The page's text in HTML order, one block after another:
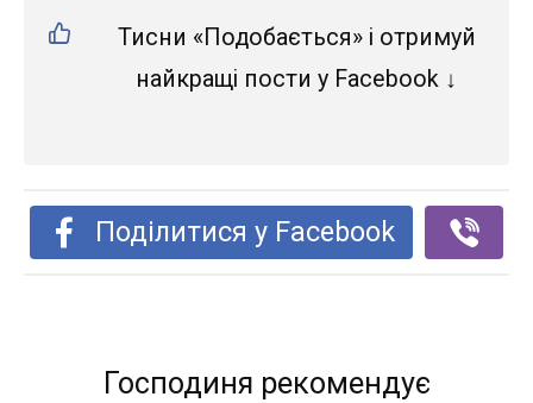
Тисни «Подобається» і отримуй
найкращі пости у Facebook ↓
Поділитися у Facebook
Господиня рекомендує